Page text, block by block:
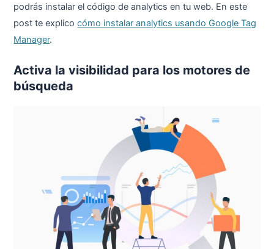
podrás instalar el código de analytics en tu web. En este
post te explicocómo instalar analytics usando Google Tag
Manager.
Activa la visibilidad para los motores de
búsqueda